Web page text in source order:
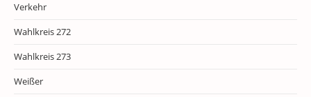
Verkehr
Wahlkreis 272
Wahlkreis 273
Weißer